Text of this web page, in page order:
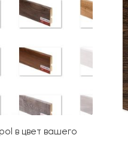
в цвет вашего